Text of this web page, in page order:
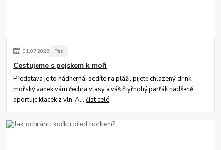
01.07.2026 Pes
Cestujeme s pejskem k moři
Představa je to nádherná: sedíte na pláži, pijete chlazený drink,
mořský vánek vám čechrá vlasy a váš čtyřnohý parťák nadšeně
aportuje klacek z vln. A...číst celé